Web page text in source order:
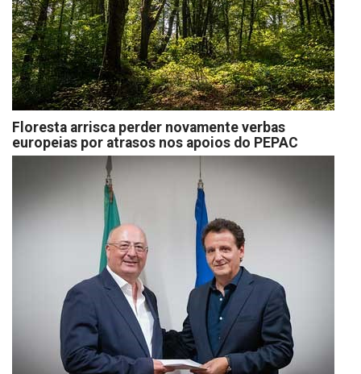
Floresta arrisca perder novamente verbas
europeias por atrasos nos apoios do PEPAC